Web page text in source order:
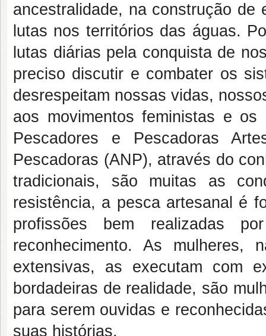
ancestralidade, na construção de
lutas nos territórios das águas.
lutas diárias pela conquista de
preciso discutir e combater os
desrespeitam nossas vidas,
aos movimentos feministas e
Pescadores e Pescadoras
Pescadoras (ANP), através do
tradicionais, são muitas as
resistência, a pesca artesanal é
profissões bem realizadas
reconhecimento. As
extensivas, as executam com
bordadeiras de realidade, são
para serem ouvidas e
suas histórias.